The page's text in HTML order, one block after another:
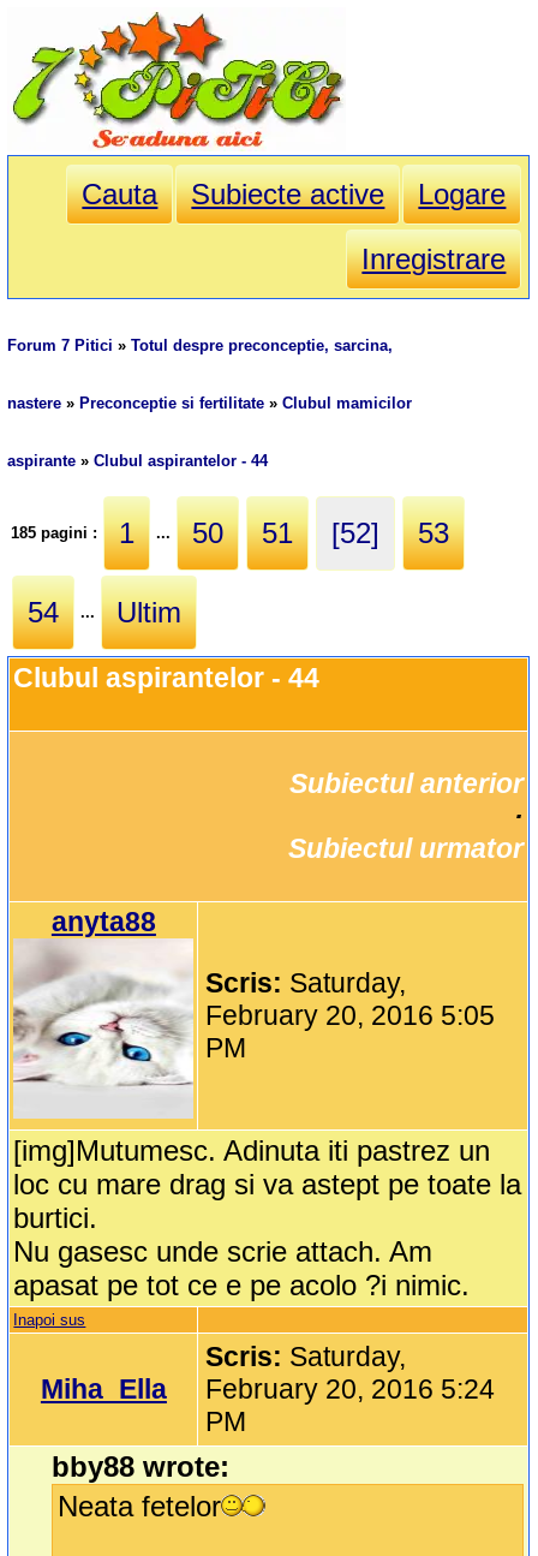
Cauta Subiecte active
Logare
Inregistrare
Forum 7 Pitici »Totul despre preconceptie, sarcina,
nastere » Preconceptie si fertilitate »Clubul mamicilor
aspirante »Clubul aspirantelor - 44
185 pagini : 1 ... 50 51 [52] 53
54 ... Ultim
Clubul aspirantelor - 44
Subiectul anterior
Subiectul urmator
anyta88
Scris: Saturday,
February 20, 2016 5:05
PM
[img]Mutumesc. Adinuta iti pastrez un
loc cu mare drag si va astept pe toate la
burtici.
Nu gasesc unde scrie attach. Am
apasat pe tot ce e pe acolo ?i nimic.
Inapoi sus
Miha_Ella
Scris: Saturday,
February 20, 2016 5:24
PM
bby88 wrote:
Neata fetelor